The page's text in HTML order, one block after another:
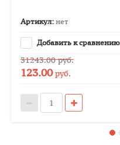
Артикул: нет
Добавить к сравнению
31243.00руб.
123.00руб.